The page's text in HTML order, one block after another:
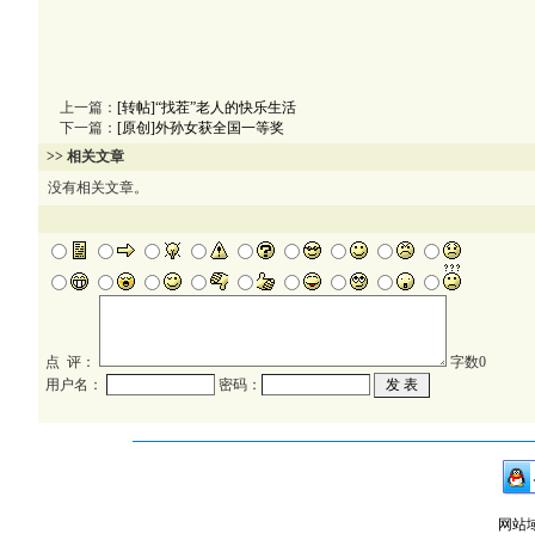
上一篇： [转帖]“找茬”老人的快乐生活
下一篇： [原创]外孙女获全国一等奖
>> 相关文章
没有相关文章。
点 评： 字数0
用户名：
密码：
网站